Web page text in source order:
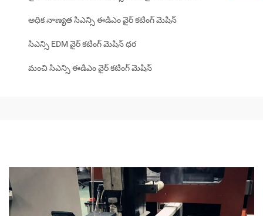
అధిక నాణ్యత సిఎన్సి ఈడిఎం వైర్ కటింగ్ మెషిన్
సిఎన్సి EDM వైర్ కటింగ్ మెషిన్ ధర
మంచి సిఎన్సి ఈడిఎం వైర్ కటింగ్ మెషిన్